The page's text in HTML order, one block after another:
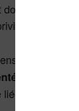
que
que des
au public
à cette